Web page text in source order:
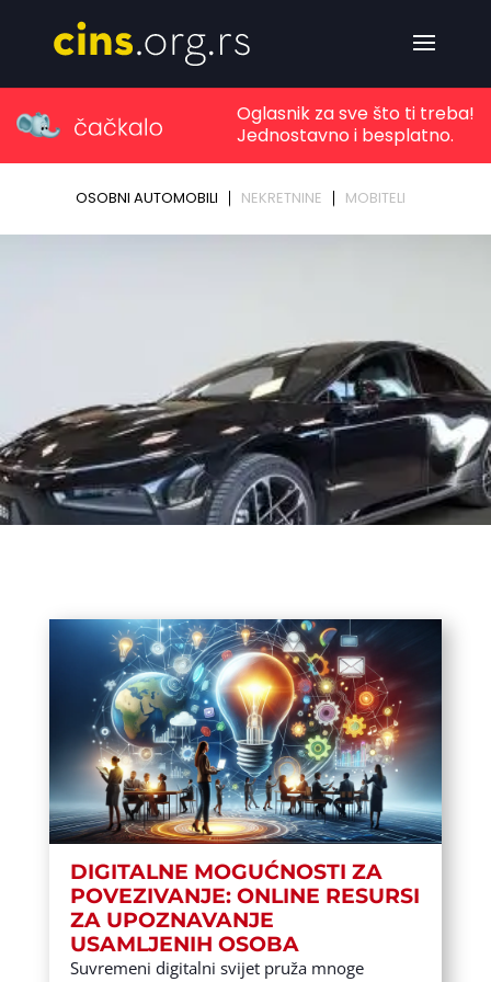
DIGITALNE MOGUĆNOSTI ZA
POVEZIVANJE: ONLINE RESURSI
ZA UPOZNAVANJE
USAMLJENIH OSOBA
Suvremeni digitalni svijet pruža mnoge